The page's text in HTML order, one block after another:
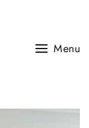
Menu